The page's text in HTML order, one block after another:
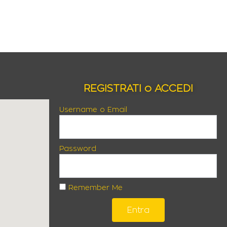
REGISTRATI o ACCEDI
Username o Email
Password
Remember Me
Entra